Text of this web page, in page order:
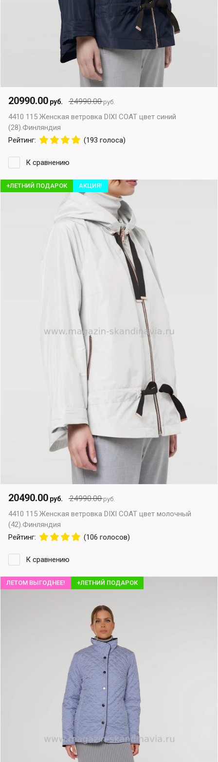
4410 115 Женская ветровка DIXI COAT цвет синий
(28).Финляндия
Рейтинг:
(193 голоса)
24990.00руб.
20990.00 руб.
К сравнению
+ЛЕТНИЙ ПОДАРОК АКЦИЯ!
4410 115 Женская ветровка DIXI COAT цвет молочный
(42).Финляндия
Рейтинг:
(106 голосов)
24990.00руб.
20490.00 руб.
К сравнению
ЛЕТОМ ВЫГОДНЕЕ! +ЛЕТНИЙ ПОДАРОК